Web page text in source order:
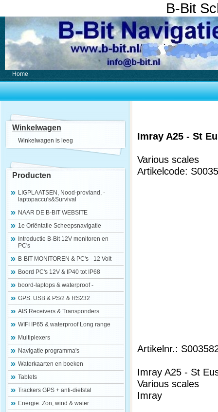
B-Bit
Home
Winkelwagen
Winkelwagen is leeg
Producten
LIGPLAATSEN, Nood-proviand, -
laptopaccu's&Survival
NAAR DE B-BIT WEBSITE
1e Oriëntatie Scheepsnavigatie
Introductie B-Bit 12V monitoren en
PC's
B-BIT MONITOREN & PC's - 12 Volt
Boord PC's 12V & IP40 tot IP68
boord-laptops & waterproof -
GPS: USB & PS/2 & RS232
AIS Receivers & Transponders
WIFI IP65 & waterproof Long range
Multiplexers
Navigatie programma's
Waterkaarten en boeken
Tablets
Trackers GPS + anti-diefstal
Energie: Zon, wind & water
Imray A25 - St
Various scales
Artikelcode:
Artikelnr.:
Imray A25 - St
Various scales
Imray